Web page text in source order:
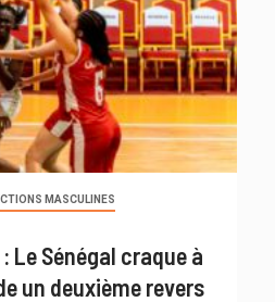
MASCULINES
Le Sénégal craque à
un deuxième revers